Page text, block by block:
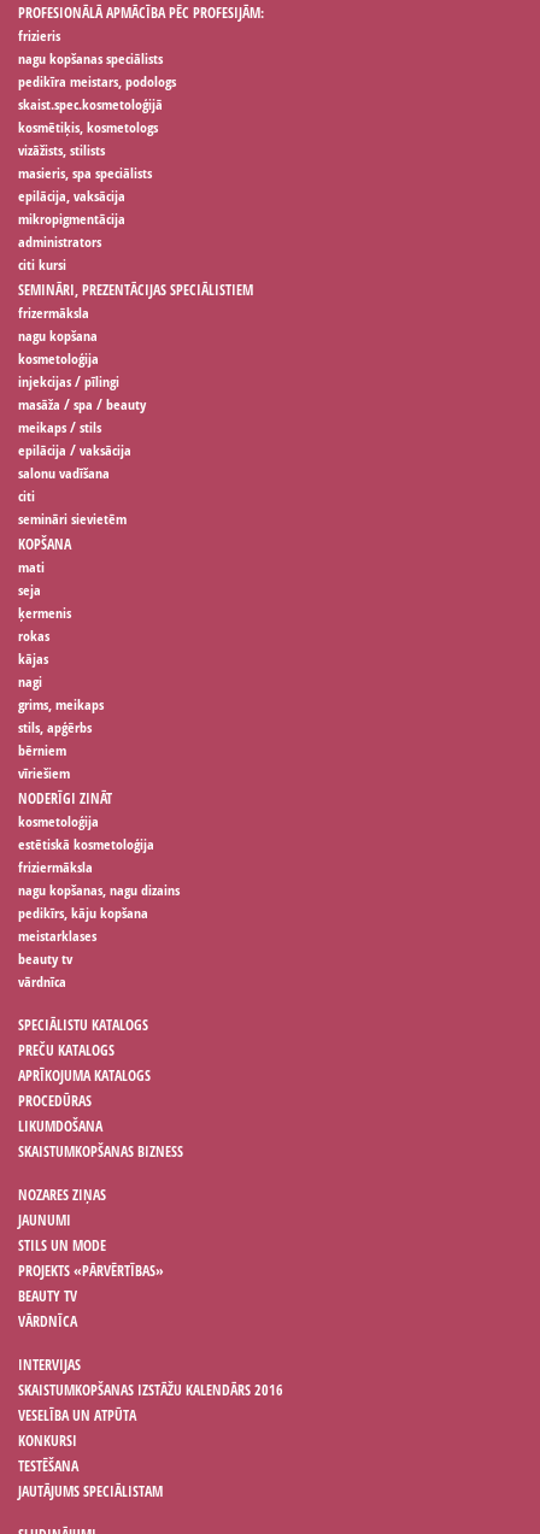
PROFESIONĀLĀ APMĀCĪBA PĒC PROFESIJĀM:
frizieris
nagu kopšanas speciālists
pedikīra meistars, podologs
skaist.spec.kosmetoloģijā
kosmētiķis, kosmetologs
vizāžists, stilists
masieris, spa speciālists
epilācija, vaksācija
mikropigmentācija
administrators
citi kursi
SEMINĀRI, PREZENTĀCIJAS SPECIĀLISTIEM
frizermāksla
nagu kopšana
kosmetoloģija
injekcijas / pīlingi
masāža / spa / beauty
meikaps / stils
epilācija / vaksācija
salonu vadīšana
citi
semināri sievietēm
KOPŠANA
mati
seja
ķermenis
rokas
kājas
nagi
grims, meikaps
stils, apģērbs
bērniem
vīriešiem
NODERĪGI ZINĀT
kosmetoloģija
estētiskā kosmetoloģija
friziermāksla
nagu kopšanas, nagu dizains
pedikīrs, kāju kopšana
meistarklases
beauty tv
vārdnīca
SPECIĀLISTU KATALOGS
PREČU KATALOGS
APRĪKOJUMA KATALOGS
PROCEDŪRAS
LIKUMDOŠANA
SKAISTUMKOPŠANAS BIZNESS
NOZARES ZIŅAS
JAUNUMI
STILS UN MODE
PROJEKTS «PĀRVĒRTĪBAS»
BEAUTY TV
VĀRDNĪCA
INTERVIJAS
SKAISTUMKOPŠANAS IZSTĀŽU KALENDĀRS 2016
VESELĪBA UN ATPŪTA
KONKURSI
TESTĒŠANA
JAUTĀJUMS SPECIĀLISTAM